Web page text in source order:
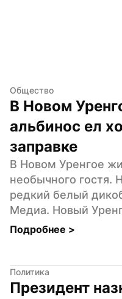
Общество
В Новом
альбинос ел
заправке
В Новом Уренгое
необычного гостя.
редкий белый
Медиа. Новый
Подробнее >
Политика
Президент